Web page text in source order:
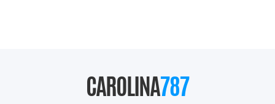
CAROLINA787